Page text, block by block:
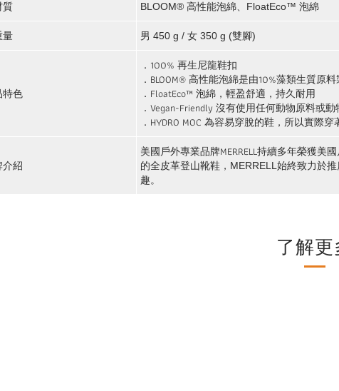
質 BLOOM® 高性能泡綿、FloatEco™ 泡綿
量 男 450 g / 女 350 g (雙腳)
色
．100% 再生尼龍鞋扣
．BLOOM® 高性能泡綿是由10%藻類生質原
．FloatEco™ 泡綿，輕盈舒適，持久耐用
．Vegan-Friendly 沒有使用任何動物原料或
．HYDRO MOC 為容易穿脫的鞋，所以實際
紹
美國戶外專業品牌MERRELL持續多年榮獲美
的全皮革登山靴鞋，MERRELL始終致力於
趣。
了解更